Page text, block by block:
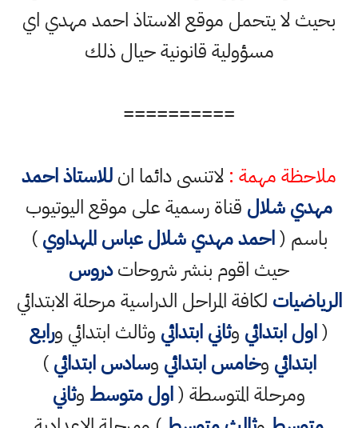
بحيث لا يتحمل موقع الاستاذ احمد مهدي اي
مسؤولية قانونية حيال ذلك
==========
ملاحظة مهمة : لاتنسى دائما انللاستاذ احمد
مهدي شلال قناة رسمية على موقع اليوتيوب
باسم (احمد مهدي شلال عباس المهداوي)
حيث اقوم بنشر شروحاتدروس
الرياضيات لكافة المراحل الدراسية مرحلة الابتدائي
(اول ابتدائي وثاني ابتدائي وثالث ابتدائي ورابع
ابتدائي وخامس ابتدائي وسادس ابتدائي)
ومرحلة المتوسطة (اول متوسط وثاني